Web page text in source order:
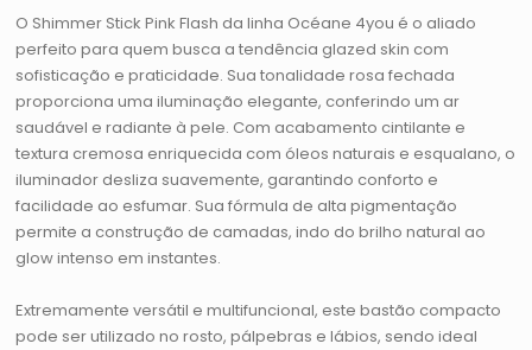
O Shimmer Stick Pink Flash da linha Océane 4you é o aliado
perfeito para quem busca a tendência glazed skin com
sofisticação e praticidade. Sua tonalidade rosa fechada
proporciona uma iluminação elegante, conferindo um ar
saudável e radiante à pele. Com acabamento cintilante e
textura cremosa enriquecida com óleos naturais e esqualano, o
iluminador desliza suavemente, garantindo conforto e
facilidade ao esfumar. Sua fórmula de alta pigmentação
permite a construção de camadas, indo do brilho natural ao
glow intenso em instantes.
Extremamente versátil e multifuncional, este bastão compacto
pode ser utilizado no rosto, pálpebras e lábios, sendo ideal